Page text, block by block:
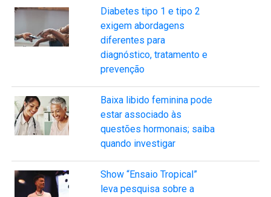
Diabetes tipo 1 e tipo 2
exigem abordagens
diferentes para
diagnóstico, tratamento e
prevenção
Baixa libido feminina pode
estar associado às
questões hormonais; saiba
quando investigar
Show “Ensaio Tropical”
leva pesquisa sobre a